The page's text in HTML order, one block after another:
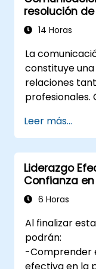
presión,
Habilidad
del
reacción.
Un
plazo de
resolución
14 Horas
La
constituye
relaciones
profesionales. Consiste en centrarse en el
manifestando
Utilización de
evitar
valoración de
puntos de
comunicación
manera
los demás,
diferencias
Leer más...
Liderazgo
Confianza
6 Horas
Al finalizar
podrán:
-Comprender
efectiva en la